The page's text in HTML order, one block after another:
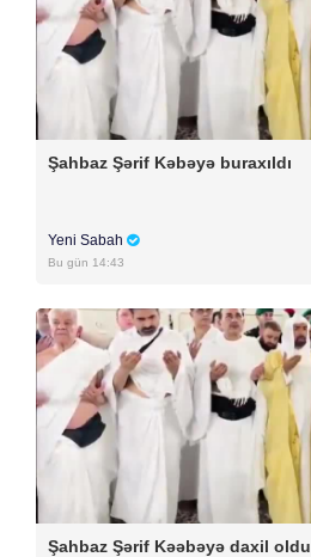
Şahbaz Şərif Kəbəyə buraxıldı
Yeni Sabah
Bu gün 14:43
Şahbaz Şərif Kəəbəyə daxil oldu